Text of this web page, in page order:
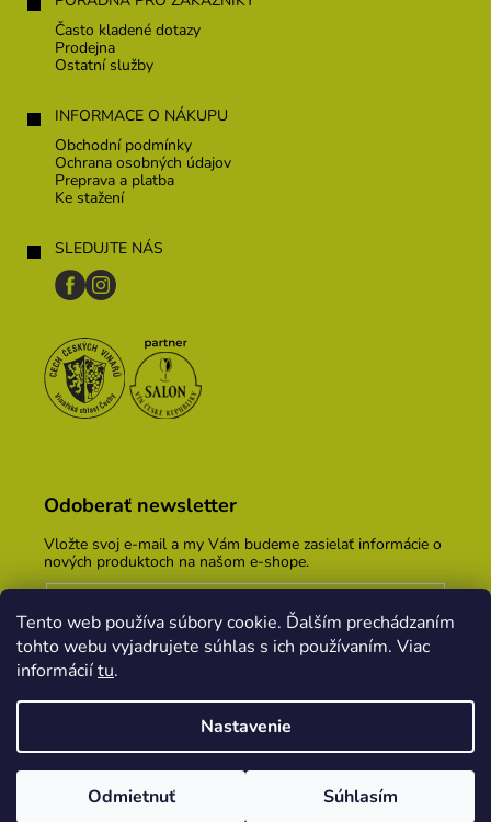
Tento web používa súbory cookie. Ďalším prechádzaním
tohto webu vyjadrujete súhlas s ich používaním. Viac
informáciítu.
Nastavenie
Odmietnuť Súhlasím
Často kladené dotazy
Prodejna
Ostatní služby
INFORMACE O NÁKUPU
Obchodní podmínky
Ochrana osobných údajov
Preprava a platba
Ke stažení
SLEDUJTE NÁS
Odoberať newsletter
Vložte svoj e-mail a my Vám budeme zasielať informácie o
nových produktoch na našom e-shope.
Vložením e-mailu súhlasíte s podmienkami ochrany
osobných údajov
PRIHLÁSIŤ SA
Vytvoril Shoptet
PekneWeby